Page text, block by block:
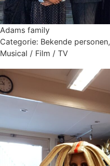
Adams family
Categorie: Bekende personen,
Musical / Film / TV